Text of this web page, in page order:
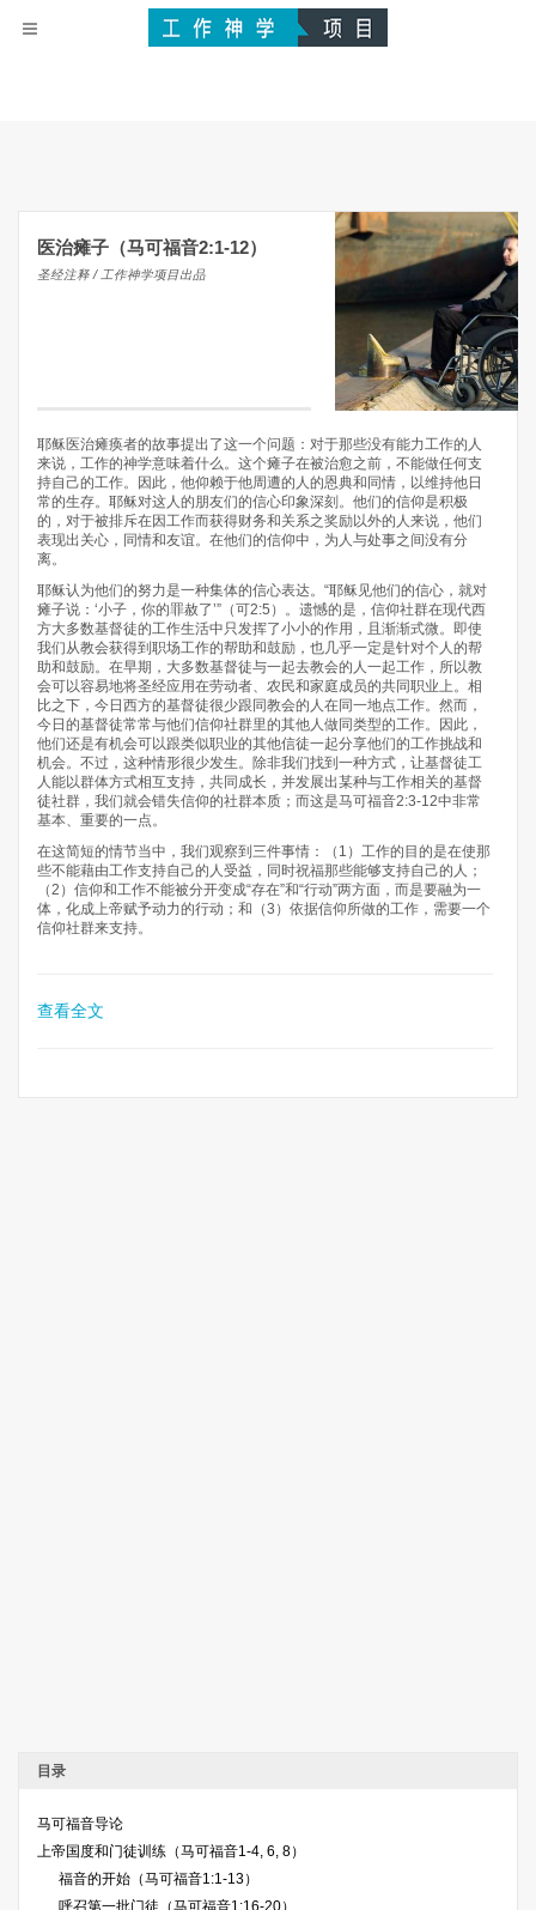
医治瘫子（马可福音2:1-12）
圣经注释 / 工作神学项目出品
耶稣医治瘫痪者的故事提出了这一个问题：对于那些没有能力工作的人
来说，工作的神学意味着什么。这个瘫子在被治愈之前，不能做任何支
持自己的工作。因此，他仰赖于他周遭的人的恩典和同情，以维持他日
常的生存。耶稣对这人的朋友们的信心印象深刻。他们的信仰是积极
的，对于被排斥在因工作而获得财务和关系之奖励以外的人来说，他们
表现出关心，同情和友谊。在他们的信仰中，为人与处事之间没有分
离。
耶稣认为他们的努力是一种集体的信心表达。“耶稣见他们的信心，就对
瘫子说：‘小子，你的罪赦了’”（可2:5）。遗憾的是，信仰社群在现代西
方大多数基督徒的工作生活中只发挥了小小的作用，且渐渐式微。即使
我们从教会获得到职场工作的帮助和鼓励，也几乎一定是针对个人的帮
助和鼓励。在早期，大多数基督徒与一起去教会的人一起工作，所以教
会可以容易地将圣经应用在劳动者、农民和家庭成员的共同职业上。相
比之下，今日西方的基督徒很少跟同教会的人在同一地点工作。然而，
今日的基督徒常常与他们信仰社群里的其他人做同类型的工作。因此，
他们还是有机会可以跟类似职业的其他信徒一起分享他们的工作挑战和
机会。不过，这种情形很少发生。除非我们找到一种方式，让基督徒工
人能以群体方式相互支持，共同成长，并发展出某种与工作相关的基督
徒社群，我们就会错失信仰的社群本质；而这是马可福音2:3-12中非常
基本、重要的一点。
在这简短的情节当中，我们观察到三件事情：（1）工作的目的是在使那
些不能藉由工作支持自己的人受益，同时祝福那些能够支持自己的人；
（2）信仰和工作不能被分开变成“存在”和“行动”两方面，而是要融为一
体，化成上帝赋予动力的行动；和（3）依据信仰所做的工作，需要一个
信仰社群来支持。
查看全文
目录
马可福音导论
上帝国度和门徒训练（马可福音1-4, 6, 8）
福音的开始（马可福音1:1-13）